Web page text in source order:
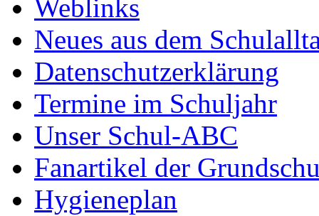
Weblinks
Neues aus dem
Datenschutzerklärung
Termine im Schuljahr
Unser Schul-ABC
Fanartikel der
Hygieneplan